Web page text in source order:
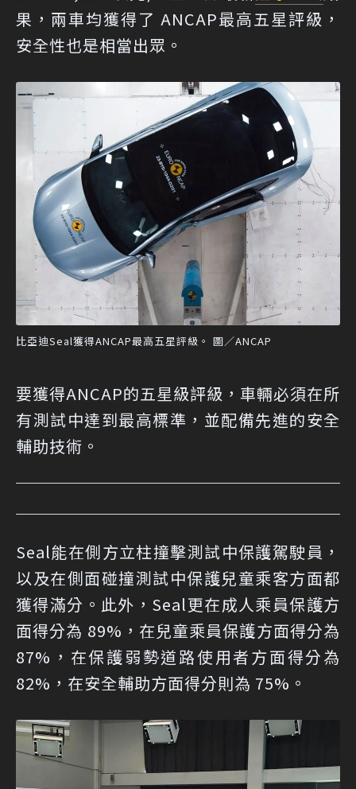
果，兩車均獲得了 ANCAP最高五星評級，
安全性也是相當出眾。
比亞迪Seal獲得ANCAP最高五星評級。 圖／ANCAP
要獲得ANCAP的五星級評級，車輛必須在所
有測試中達到最高標準，並配備先進的安全
輔助技術。
Seal能在側方立柱撞擊測試中保護駕駛員，
以及在側面碰撞測試中保護兒童乘客方面都
獲得滿分。此外，Seal更在成人乘員保護方
面得分為 89%，在兒童乘員保護方面得分為
87%，在保護弱勢道路使用者方面得分為
82%，在安全輔助方面得分則為 75%。